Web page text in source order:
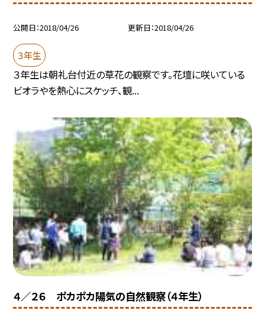
公開日 2018/04/26 更新日 2018/04/26
３年生
３年生は朝礼台付近の草花の観察です。花壇に咲いている
ビオラやを熱心にスケッチ、観...
４／２６ ポカポカ陽気の自然観察（４年生）